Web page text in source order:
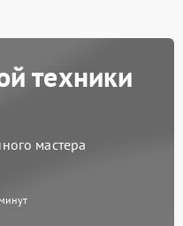
техники
мастера